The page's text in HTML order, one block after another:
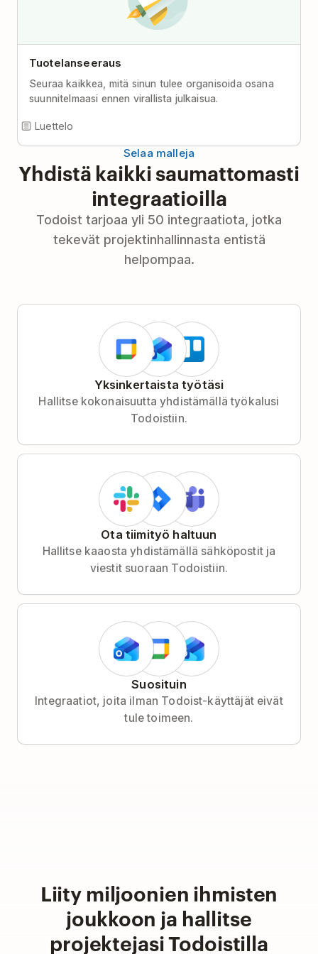
Tuotelanseeraus
Seuraa kaikkea, mitä sinun tulee organisoida osana
suunnitelmaasi ennen virallista julkaisua.
Luettelo
Selaa malleja
Yhdistä kaikki saumattomasti
integraatioilla
Todoist tarjoaa yli 50 integraatiota, jotka
tekevät projektinhallinnasta entistä
helpompaa.
Yksinkertaista työtäsi
Hallitse kokonaisuutta yhdistämällä työkalusi
Todoistiin.
Ota tiimityö haltuun
Hallitse kaaosta yhdistämällä sähköpostit ja
viestit suoraan Todoistiin.
Suosituin
Integraatiot, joita ilman Todoist-käyttäjät eivät
tule toimeen.
Liity miljoonien ihmisten
joukkoon ja hallitse
projektejasi Todoistilla